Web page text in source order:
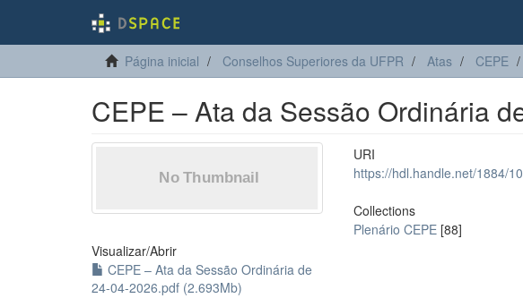
Página inicial Conselhos Superiores da UFPR Atas CEPE
CEPE – Ata da Sessão Ordinária
Visualizar/Abrir
CEPE – Ata da Sessão Ordinária de
24-04-2026.pdf (2.693Mb)
URI
https://hdl.handle.net/1884/
Collections
Plenário CEPE [88]